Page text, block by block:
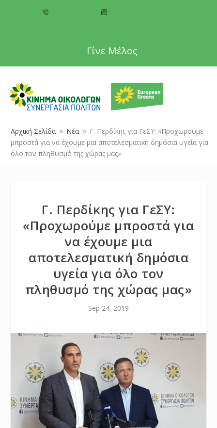
Γίνε Μέλος
Αρχική Σελίδα 9 Νέα 9
Γ. Περδίκης για ΓεΣΥ: «Προχωρούμε
μπροστά για να έχουμε μια αποτελεσματική δημόσια υγεία για
όλο τον πληθυσμό της χώρας μας»
Γ. Περδίκης για ΓεΣΥ:
«Προχωρούμε μπροστά για
να έχουμε μια
αποτελεσματική δημόσια
υγεία για όλο τον
πληθυσμό της χώρας μας»
Sep 24, 2019